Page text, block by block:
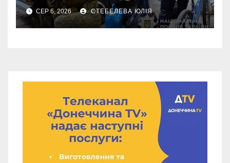
їхніх домашніх улюбленців
СЕР 6, 2026 СТЕБЕЛЕВА ЮЛІЯ